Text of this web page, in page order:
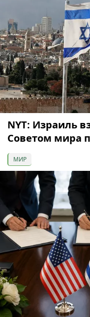
NYT: Израиль
Советом мира
МИР